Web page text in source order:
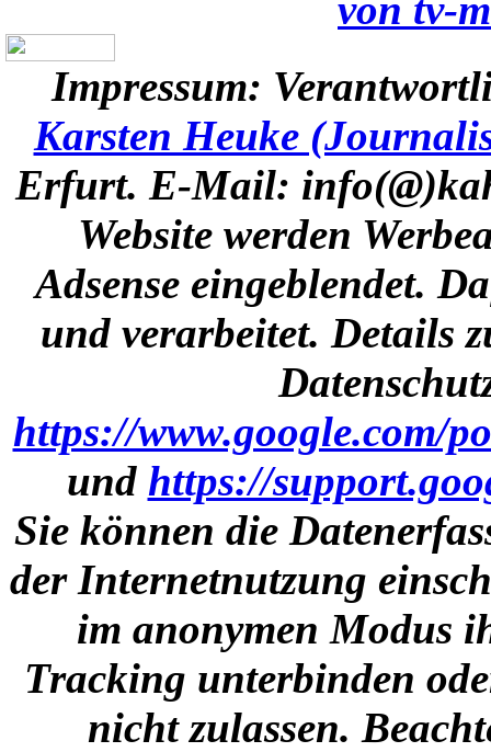
Impressum:
Karsten Heuke
Erfurt. E-Mail:
Website werden
Adsense eingeblendet.
und verarbeitet. Details
https://www.google.com/
und https://
Sie können die
der Internetnutzung
im anonymen Modus
Tracking unterbinden
nicht zulassen.